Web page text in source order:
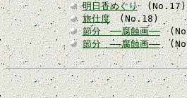
明日香めぐり(No.17)
旅仕度(No.18)
節分 ──腐蝕画──
節分 ――腐蝕画――